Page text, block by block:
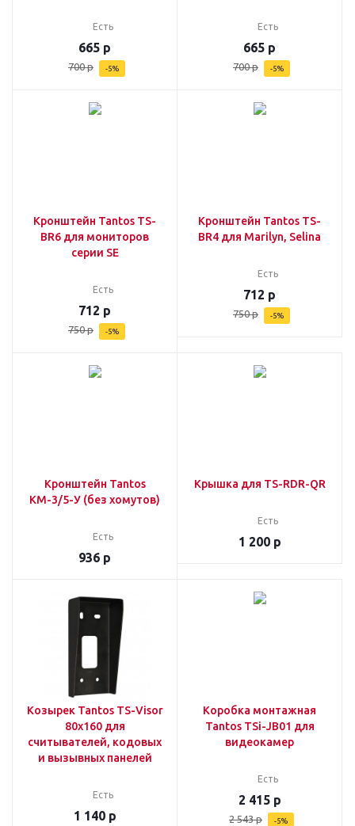
Есть
665 р
700р -5%
Есть
665 р
700р -5%
Кронштейн Tantos TS-
BR6 для мониторов
серии SE
Есть
712 р
750р -5%
Кронштейн Tantos TS-
BR4 для Marilyn, Selina
Есть
712 р
750р -5%
Кронштейн Tantos
КМ-3/5-У (без хомутов)
Есть
936 р
Крышка для TS-RDR-QR
Есть
1 200р
Козырек Tantos TS-Visor
80x160 для
считывателей, кодовых
и вызывных панелей
Есть
1 140р
Коробка монтажная
Tantos TSi-JB01 для
видеокамер
Есть
2 415р
2 543р -5%